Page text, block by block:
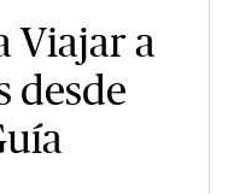
Viajar a
desde